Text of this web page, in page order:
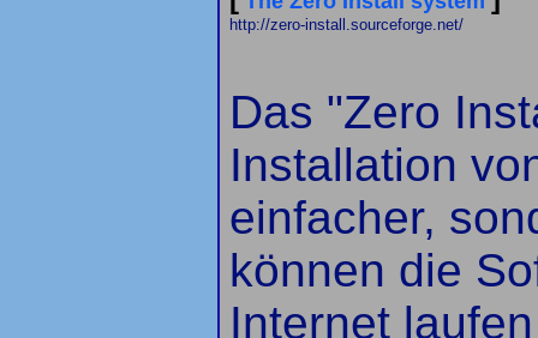
http://zero-install.sourceforge.net/
Das "Zero
Installation
einfacher,
können die
Internet